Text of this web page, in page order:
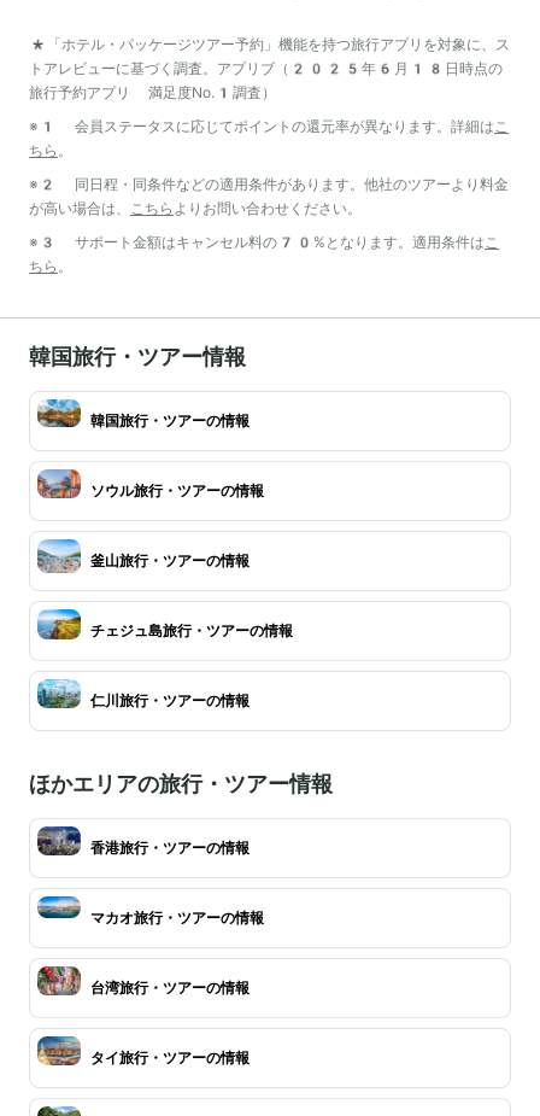
*「ホテル・パッケージツアー予約」機能を持つ旅行アプリを対象に、ス
トアレビューに基づく調査。アプリブ（2025年6月18日時点の
旅行予約アプリ 満足度No.1調査）
※1 会員ステータスに応じてポイントの還元率が異なります。詳細は こ
ちら 。
※2 同日程・同条件などの適用条件があります。他社のツアーより料金
が高い場合は、
こちら よりお問い合わせください。
※3 サポート金額はキャンセル料の70%となります。適用条件は こ
ちら 。
韓国旅行・ツアー情報
韓国旅行・ツアーの情報
ソウル旅行・ツアーの情報
釜山旅行・ツアーの情報
チェジュ島旅行・ツアーの情報
仁川旅行・ツアーの情報
ほかエリアの旅行・ツアー情報
香港旅行・ツアーの情報
マカオ旅行・ツアーの情報
台湾旅行・ツアーの情報
タイ旅行・ツアーの情報